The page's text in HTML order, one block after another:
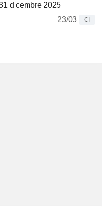
dicembre 2025
23/03
CI